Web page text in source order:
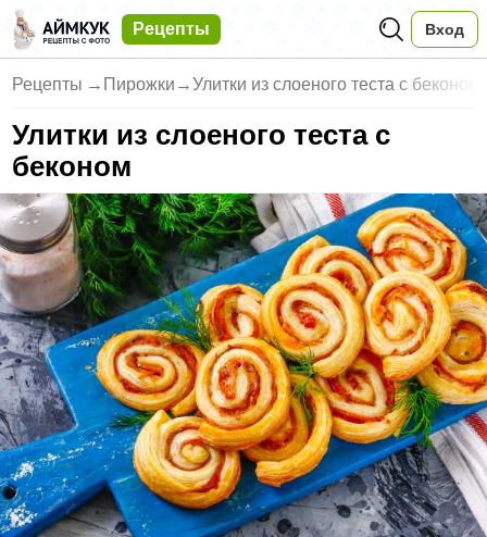
Рецепты Вход
Рецепты → Пирожки →Улитки из слоеного теста с беконом
Улитки из слоеного теста с
беконом